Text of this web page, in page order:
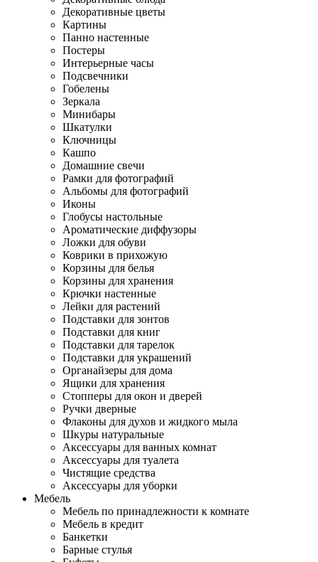
Декоративные цветы
Картины
Панно настенные
Постеры
Интерьерные часы
Подсвечники
Гобелены
Зеркала
Минибары
Шкатулки
Ключницы
Кашпо
Домашние свечи
Рамки для фотографий
Альбомы для фотографий
Иконы
Глобусы настольные
Ароматические диффузоры
Ложки для обуви
Коврики в прихожую
Корзины для белья
Корзины для хранения
Крючки настенные
Лейки для растений
Подставки для зонтов
Подставки для книг
Подставки для тарелок
Подставки для украшений
Органайзеры для дома
Ящики для хранения
Стопперы для окон и дверей
Ручки дверные
Флаконы для духов и жидкого мыла
Шкуры натуральные
Аксессуары для ванных комнат
Аксессуары для туалета
Чистящие средства
Аксессуары для уборки
Мебель
Мебель по принадлежности к комнате
Мебель в кредит
Банкетки
Барные стулья